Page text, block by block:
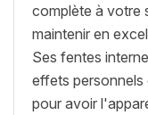
complète à votre
maintenir en
Ses fentes
effets personnels
pour avoir